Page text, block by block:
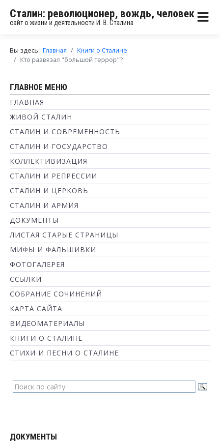
Сталин: революционер, вождь, человек
сайт о жизни и деятельности И. В. Сталина
Вы здесь: Главная
Книги о Сталине
Кто развязал "большой террор"?
ГЛАВНОЕ МЕНЮ
ГЛАВНАЯ
ЖИВОЙ СТАЛИН
СТАЛИН И СОВРЕМЕННОСТЬ
СТАЛИН И ГОСУДАРСТВО
КОЛЛЕКТИВИЗАЦИЯ
СТАЛИН И РЕПРЕССИИ
СТАЛИН И ЦЕРКОВЬ
СТАЛИН И АРМИЯ
ДОКУМЕНТЫ
ЛИСТАЯ СТАРЫЕ СТРАНИЦЫ
МИФЫ И ФАЛЬШИВКИ
ФОТОГАЛЕРЕЯ
ССЫЛКИ
СОБРАНИЕ СОЧИНЕНИЙ
КАРТА САЙТА
ВИДЕОМАТЕРИАЛЫ
КНИГИ О СТАЛИНЕ
СТИХИ И ПЕСНИ О СТАЛИНЕ
ДОКУМЕНТЫ